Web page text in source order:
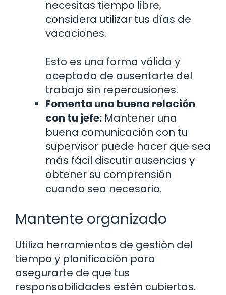
necesitas tiempo libre,
considera utilizar tus días de
vacaciones.
Esto es una forma válida y
aceptada de ausentarte del
trabajo sin repercusiones.
Fomenta una buena relación
con tu jefe: Mantener una
buena comunicación con tu
supervisor puede hacer que sea
más fácil discutir ausencias y
obtener su comprensión
cuando sea necesario.
Mantente organizado
Utiliza herramientas de gestión del
tiempo y planificación para
asegurarte de que tus
responsabilidades estén cubiertas.